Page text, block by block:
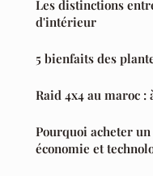
Les distinctions
d'intérieur
5 bienfaits des
Raid 4x4 au maroc :
Pourquoi acheter
économie et